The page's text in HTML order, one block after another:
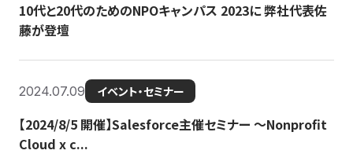
10代と20代のためのNPOキャンパス 2023に 弊社代表佐
藤が登壇
2024.07.09 イベント・セミナー
【2024/8/5 開催】Salesforce主催セミナー 〜Nonprofit
Cloud x c...